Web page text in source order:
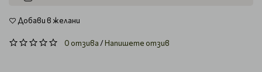
Добави в желани
0 отзива/Напишете отзив